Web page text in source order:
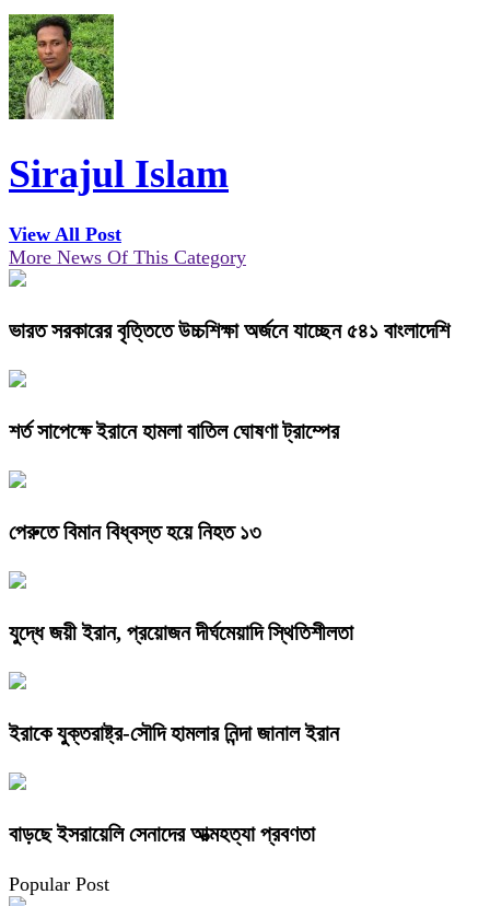
Sirajul Islam
View All Post
More News Of This Category
ভারত সরকারের বৃত্তিতে উচ্চশিক্ষা অর্জনে যাচ্ছেন ৫৪১ বাংলাদেশি
শর্ত সাপেক্ষে ইরানে হামলা বাতিল ঘোষণা ট্রাম্পের
পেরুতে বিমান বিধ্বস্ত হয়ে নিহত ১৩
যুদ্ধে জয়ী ইরান, প্রয়োজন দীর্ঘমেয়াদি স্থিতিশীলতা
ইরাকে যুক্তরাষ্ট্র-সৌদি হামলার নিন্দা জানাল ইরান
বাড়ছে ইসরায়েলি সেনাদের আত্মহত্যা প্রবণতা
Popular Post